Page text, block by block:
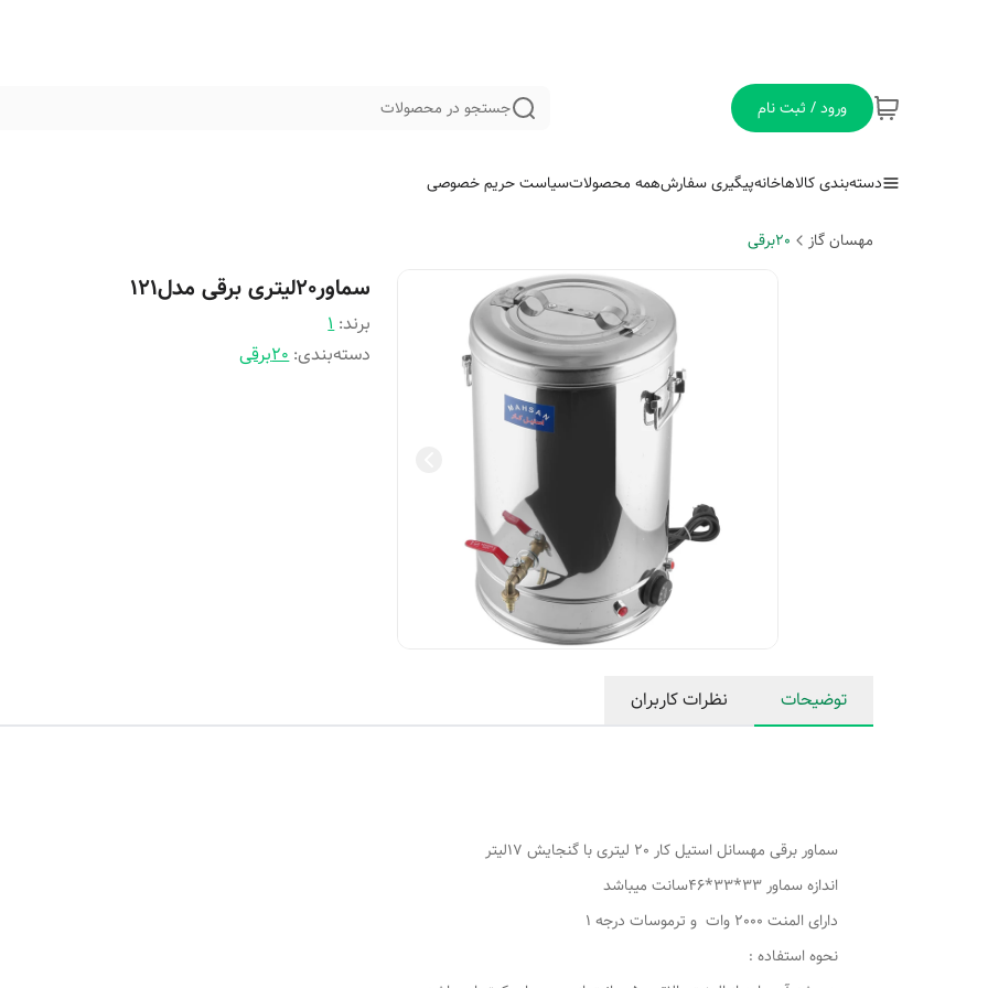
ورود / ثبت نام جستجو در محصولات
دسته‌بندی کالاهاخانهپیگیری سفارشهمه محصولاتسیاست حریم خصوصی
مهسان گاز 20برقی
سماور20لیتری برقی مدل121
برند:1
دسته‌بندی:20برقی
توضیحات نظرات کاربران
سماور برقی مهسانل استیل کار 20 لیتری با گنجایش 17لیتر
اندازه سماور 33*33*46سانت میباشد
دارای المنت 2000 وات و ترموسات درجه 1
نحوه استفاده :